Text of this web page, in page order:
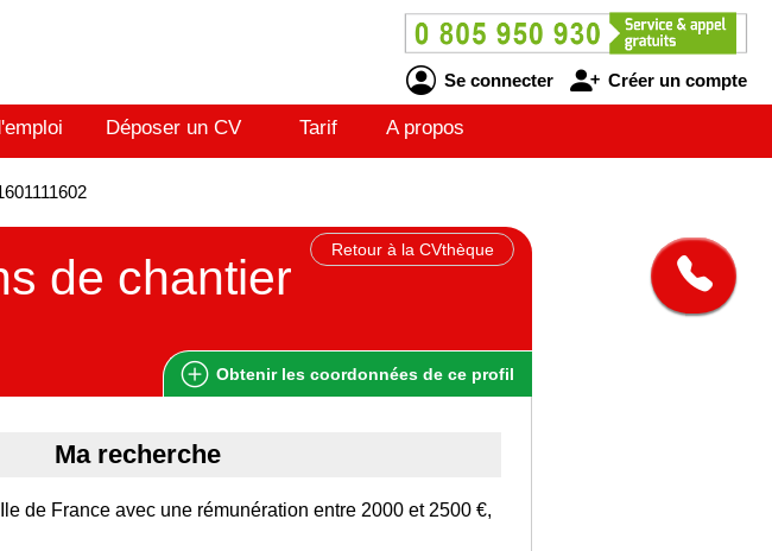
Se connecter Créer un compte
Déposer un CV Tarif A propos
Retour à la CVthèque
de chantier
Obtenir les coordonnées de ce profil
Ma recherche
de France avec une rémunération entre 2000 et 2500 €,